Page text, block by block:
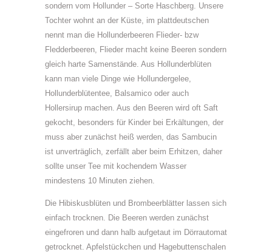
sondern vom Hollunder – Sorte Haschberg. Unsere
Tochter wohnt an der Küste, im plattdeutschen
nennt man die Hollunderbeeren Flieder- bzw
Fledderbeeren, Flieder macht keine Beeren sondern
gleich harte Samenstände. Aus Hollunderblüten
kann man viele Dinge wie Hollundergelee,
Hollunderblütentee, Balsamico oder auch
Hollersirup machen. Aus den Beeren wird oft Saft
gekocht, besonders für Kinder bei Erkältungen, der
muss aber zunächst heiß werden, das Sambucin
ist unverträglich, zerfällt aber beim Erhitzen, daher
sollte unser Tee mit kochendem Wasser
mindestens 10 Minuten ziehen.
Die Hibiskusblüten und Brombeerblätter lassen sich
einfach trocknen. Die Beeren werden zunächst
eingefroren und dann halb aufgetaut im Dörrautomat
getrocknet. Apfelstückchen und Hagebuttenschalen